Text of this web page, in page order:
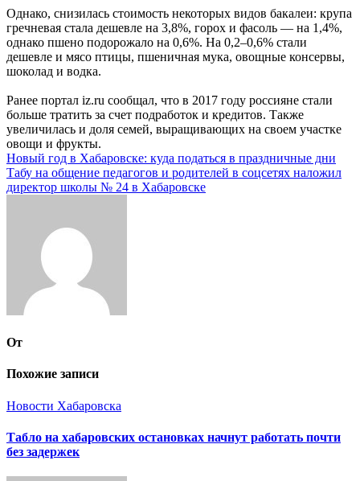
Однако, снизилась стоимость некоторых видов бакалеи: крупа
гречневая стала дешевле на 3,8%, горох и фасоль — на 1,4%,
однако пшено подорожало на 0,6%. На 0,2–0,6% стали
дешевле и мясо птицы, пшеничная мука, овощные консервы,
шоколад и водка.
Ранее портал iz.ru сообщал, что в 2017 году россияне стали
больше тратить за счет подработок и кредитов. Также
увеличилась и доля семей, выращивающих на своем участке
овощи и фрукты.
Навигация
по
Новый год в Хабаровске: куда податься в праздничные дни
Табу на общение педагогов и родителей в соцсетях наложил
директор школы № 24 в Хабаровске
От
Похожие записи
Новости Хабаровска
Табло на хабаровских остановках начнут работать почти
без задержек